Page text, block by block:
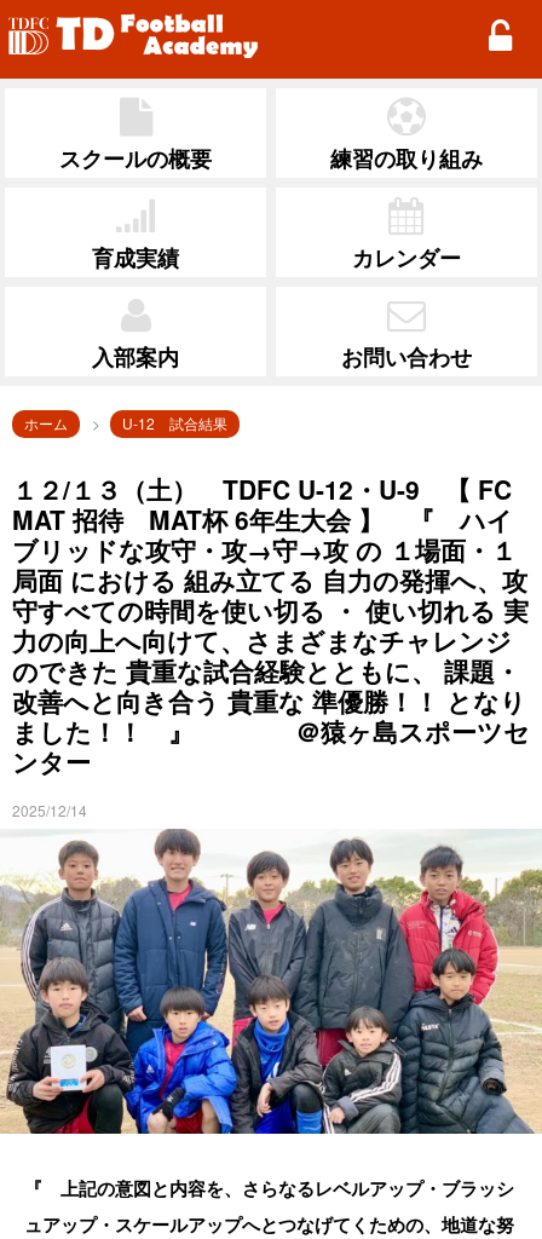
スクールの概要 練習の取り組み
育成実績 カレンダー
入部案内 お問い合わせ
ホーム U-12 試合結果
１２/１３（土） TDFC U-12・U-9 【 FC
MAT 招待 MAT杯 6年生大会 】 『 ハイ
ブリッドな攻守・攻→守→攻 の １場面・１
局面 における 組み立てる 自力の発揮へ、攻
守すべての時間を使い切る ・ 使い切れる 実
力の向上へ向けて、さまざまなチャレンジ
のできた 貴重な試合経験とともに、 課題・
改善へと向き合う 貴重な 準優勝！！ となり
ました！！ 』 ＠猿ヶ島スポーツセ
ンター
2025/12/14
『 上記の意図と内容を、さらなるレベルアップ・ブラッシ
ュアップ・スケールアップへとつなげてくための、地道な努